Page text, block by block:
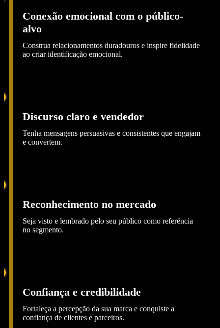
Conexão emocional com o público-
alvo
Construa relacionamentos duradouros e inspire fidelidade
ao criar identificação emocional.
Discurso claro e vendedor
Tenha mensagens persuasivas e consistentes que engajam
e convertem.
Reconhecimento no mercado
Seja visto e lembrado pelo seu público como referência
no segmento.
Confiança e credibilidade
Fortaleça a percepção da sua marca e conquiste a
confiança de clientes e parceiros.